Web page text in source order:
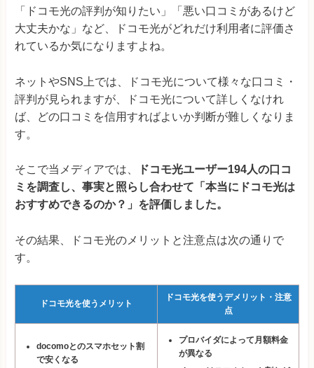
「ドコモ光の評判が知りたい」「悪い口コミがあるけど
大丈夫かな」など、ドコモ光がどれだけ利用者に評価さ
れているか気になりますよね。
ネットやSNS上では、ドコモ光について様々な口コミ・
評判が見られますが、ドコモ光について詳しくなけれ
ば、どの口コミを信用すればよいか判断が難しくなりま
す。
そこで当メディアでは、
ドコモ光ユーザー194人の口コ
ミを調査し、事実と照らし合わせて「本当にドコモ光は
おすすめできるのか？」を評価しました。
その結果、ドコモ光のメリットと注意点は次の通りで
す。
ドコモ光を使うメリット
ドコモ光を使うデメリット・注意
点
docomoとのスマホセット割
で安くなる
プロバイダによって月額料金
が異なる